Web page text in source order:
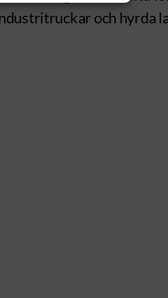
och hyrda